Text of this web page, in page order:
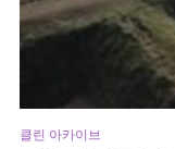
클린 아카이브